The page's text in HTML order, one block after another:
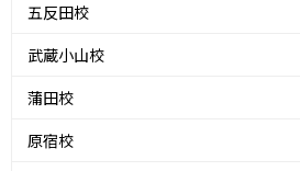
五反田校
武蔵小山校
蒲田校
原宿校